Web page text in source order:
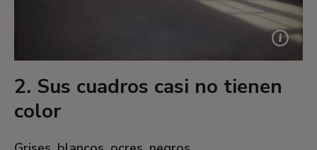
2. Sus cuadros casi no tienen
color